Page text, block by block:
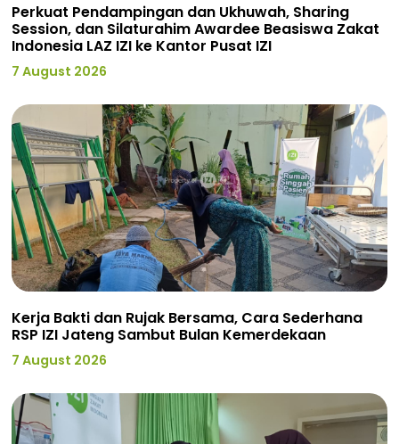
Perkuat Pendampingan dan Ukhuwah, Sharing
Session, dan Silaturahim Awardee Beasiswa Zakat
Indonesia LAZ IZI ke Kantor Pusat IZI
7 August 2026
Kerja Bakti dan Rujak Bersama, Cara Sederhana
RSP IZI Jateng Sambut Bulan Kemerdekaan
7 August 2026